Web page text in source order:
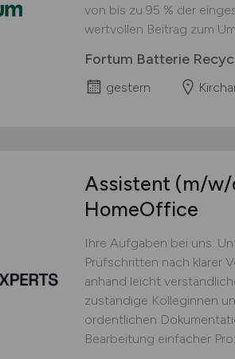
von bis zu 95 % der
wertvollen Beitrag zum
Fortum Batterie
gestern
Assistent (m/w/
HomeOffice
Ihre Aufgaben bei uns:
Prüfschritten nach klarer
anhand leicht
zuständige Kolleginnen
ordentlichen
Bearbeitung einfacher